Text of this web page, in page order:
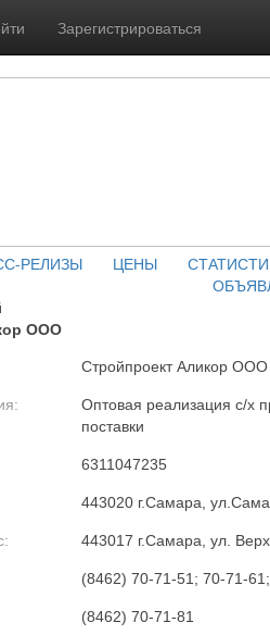
Зарегистрироваться
РЕЛИЗЫ ЦЕНЫ
ООО
Стройпроект Аликор ООО
Оптовая реализация с/х
поставки
6311047235
443020 г.Самара,
443017 г.Самара, ул.
(8462) 70-71-51; 70-71-
(8462) 70-71-81